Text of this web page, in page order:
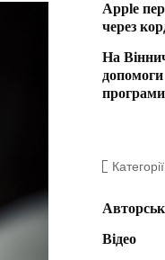
Apple
через
На
Категорії
Відео